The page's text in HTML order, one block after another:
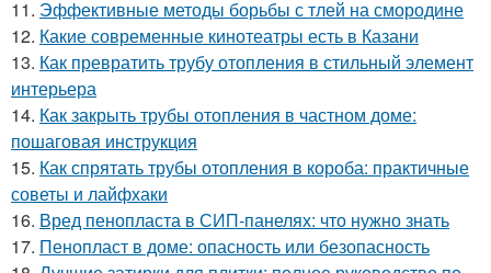
11. Эффективные методы борьбы с тлей на смородине
12. Какие современные кинотеатры есть в Казани
13. Как превратить трубу отопления в стильный элемент
интерьера
14. Как закрыть трубы отопления в частном доме:
пошаговая инструкция
15. Как спрятать трубы отопления в короба: практичные
советы и лайфхаки
16. Вред пенопласта в СИП-панелях: что нужно знать
17. Пенопласт в доме: опасность или безопасность